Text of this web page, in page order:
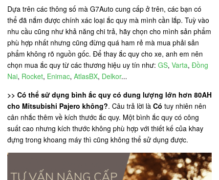
Dựa trên các thông số mà G7Auto cung cấp ở trên, các bạn có
thể đã nắm được chính xác loại ắc quy mà mình cần lắp. Tuỳ vào
nhu cầu cũng như khả năng chi trả, hãy chọn cho mình sản phẩm
phù hợp nhất nhưng cũng đừng quá ham rẻ mà mua phải sản
phẩm không rõ nguồn gốc. Để thay ắc quy cho xe, anh em nên
chọn mua ắc quy từ các thương hiệu uy tín như: GS, Varta, Đồng
Nai, Rocket, Enimac, AtlasBX, Delkor...
>> Có thể sử dụng bình ắc quy có dung lượng lớn hơn 80AH
cho Mitsubishi Pajero không?. Câu trả lời là Có tuy nhiên nên
cân nhắc thêm về kích thước ắc quy. Một bình ắc quy có công
suất cao nhưng kích thước không phù hợp với thiết kế của khay
đựng trong khoang máy thì cũng không thể sử dụng được.